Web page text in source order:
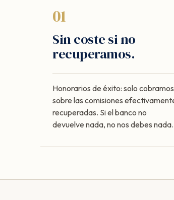
01
Sin coste si no
recuperamos.
Honorarios de éxito: solo cobramos
sobre las comisiones
recuperadas. Si el banco no
devuelve nada, no nos debes nada.